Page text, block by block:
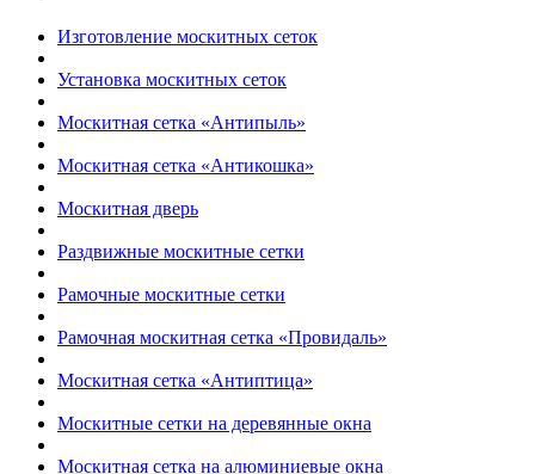
Изготовление москитных сеток
Установка москитных сеток
Москитная сетка «Антипыль»
Москитная сетка «Антикошка»
Москитная дверь
Раздвижные москитные сетки
Рамочные москитные сетки
Рамочная москитная сетка «Провидаль»
Москитная сетка «Антиптица»
Москитные сетки на деревянные окна
Москитная сетка на алюминиевые окна